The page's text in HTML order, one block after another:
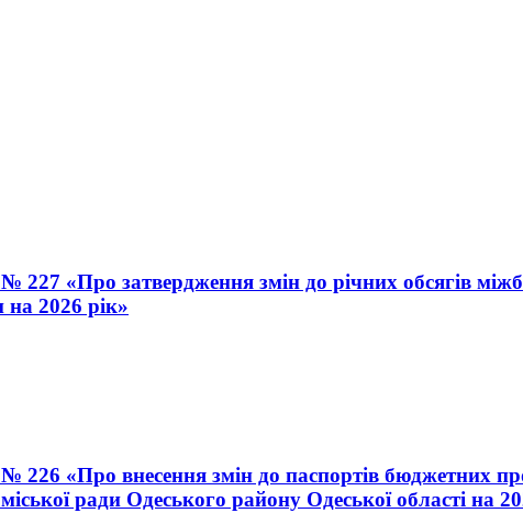
227 «Про затвердження змін до річних обсягів
на 2026 рік»
226 «Про внесення змін до паспортів бюджетних
ради Одеського району Одеської області на